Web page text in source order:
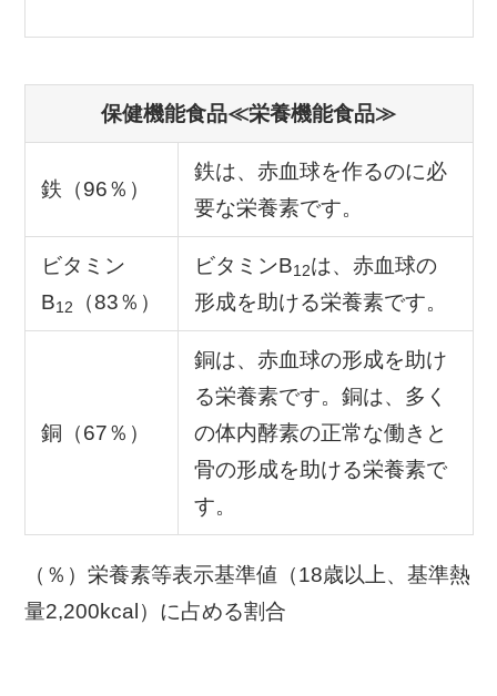
保健機能食品≪栄養機能食品≫
鉄（96％）
鉄は、赤血球を作るのに必
要な栄養素です。
ビタミン
B12 （83％）
ビタミンB12は、赤血球の
形成を助ける栄養素です。
銅（67％）
銅は、赤血球の形成を助け
る栄養素です。銅は、多く
の体内酵素の正常な働きと
骨の形成を助ける栄養素で
す。
（％）栄養素等表示基準値（18歳以上、基準熱
量2,200kcal）に占める割合